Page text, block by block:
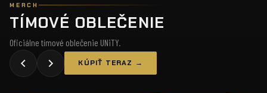
MERCH
TÍMOVÉ OBLEČENIE
Oficiálne tímové oblečenie UNiTY.
KÚPIŤ TERAZ →